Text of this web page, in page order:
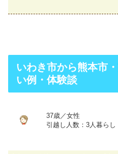
いわき市から熊本市
い例・体験談
37歳／女性
引越し人数：3人暮らし